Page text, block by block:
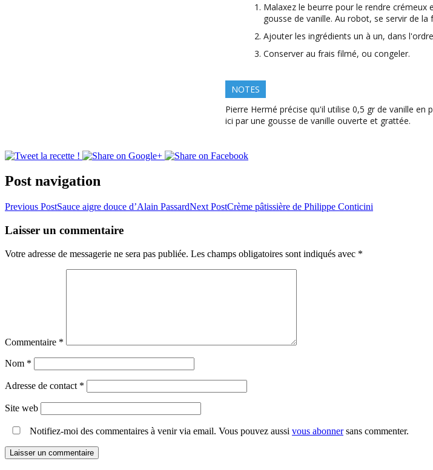
Malaxez le beurre pour le rendre crémeux
gousse de vanille. Au robot, se servir de la
Ajouter les ingrédients un à un, dans
Conserver au frais filmé, ou congeler.
NOTES
Pierre Hermé précise qu'il utilise 0,5 gr de vanille en
ici par une gousse de vanille ouverte et grattée.
Post navigation
Previous PostSauce aigre douce d’Alain PassardNext PostCrème pâtissière de Philippe Conticini
Laisser un commentaire
Votre adresse de messagerie ne sera pas publiée. Les champs obligatoires sont indiqués avec *
Commentaire *
Nom *
Adresse de contact *
Site web
Notifiez-moi des commentaires à venir via email. Vous pouvez aussi vous abonnersans commenter.